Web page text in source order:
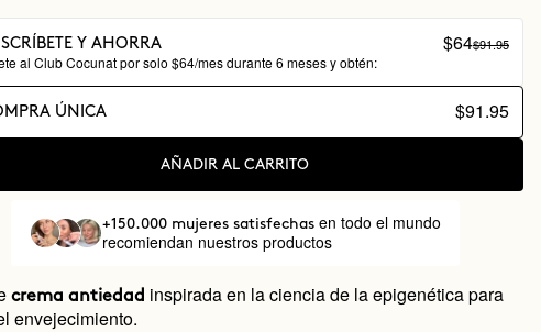
Y AHORRA
al Club Cocunat por solo $64/mes durante 6 meses y obtén:
$64$91.95
ÚNICA $91.95
AÑADIR AL CARRITO
+150.000 mujeres satisfechas en todo el mundo
recomiendan nuestros productos
crema antiedad inspirada en la ciencia de la epigenética para
envejecimiento.